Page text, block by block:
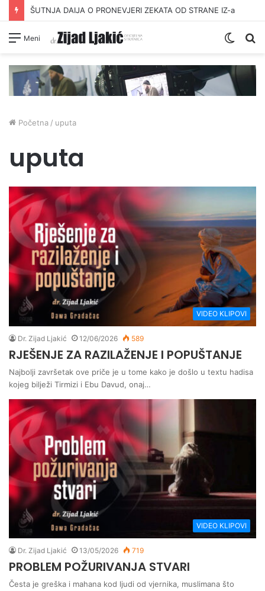
ŠUTNJA DAIJA O PRONEVJERI ZEKATA OD STRANE IZ-a
Meni
Switch
Početna / uputa
uputa
VIDEO KLIPOVI
Dr. Zijad Ljakić 12/06/2026 589
RJEŠENJE ZA RAZILAŽENJE I POPUŠTANJE
Najbolji završetak ove priče je u tome kako je došlo u textu hadisa
kojeg bilježi Tirmizi i Ebu Davud, onaj…
VIDEO KLIPOVI
Dr. Zijad Ljakić 13/05/2026 719
PROBLEM POŽURIVANJA STVARI
Česta je greška i mahana kod ljudi od vjernika, muslimana što